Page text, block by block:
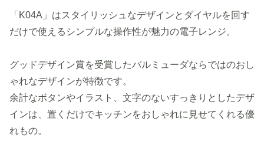
「K04A」はスタイリッシュなデザインとダイヤルを回す
だけで使えるシンプルな操作性が魅力の電子レンジ。
グッドデザイン賞を受賞したバルミューダならではのおし
ゃれなデザインが特徴です。
余計なボタンやイラスト、文字のないすっきりとしたデザ
インは、置くだけでキッチンをおしゃれに見せてくれる優
れもの。